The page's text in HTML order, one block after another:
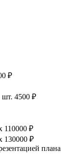
₽
шт. 4500 ₽
110000 ₽
130000 ₽
плана